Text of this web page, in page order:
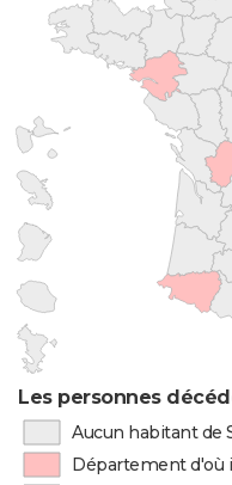
Les personnes
Aucun habitant de
Département d'où